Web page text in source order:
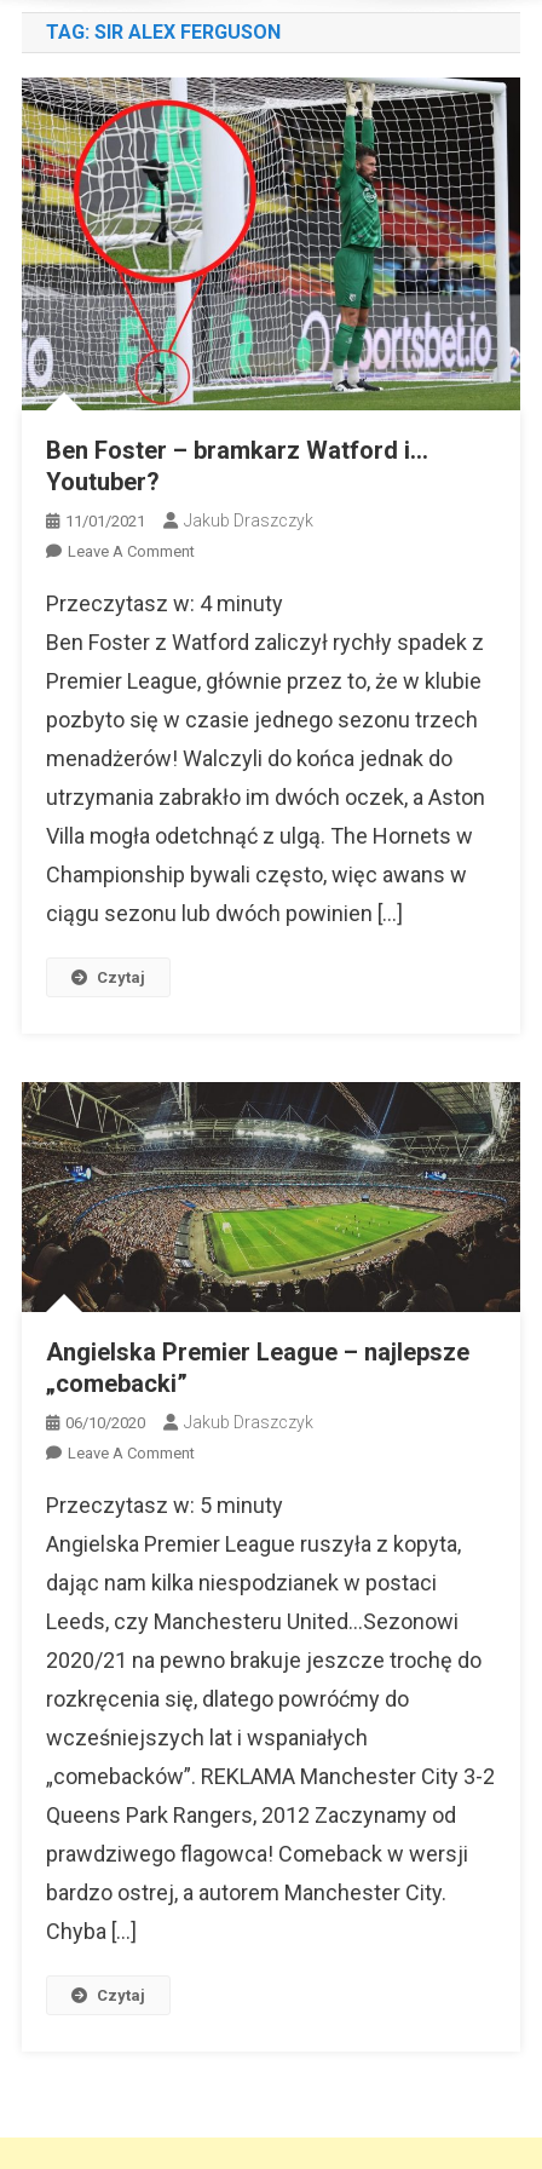
TAG: SIR ALEX FERGUSON
Ben Foster – bramkarz Watford i…
Youtuber?
11/01/2021 Jakub Draszczyk
Leave A CommentOn
Foster
Watford
I…
Przeczytasz w: 4 minuty
Ben Foster z Watford zaliczył rychły spadek z
Premier League, głównie przez to, że w klubie
pozbyto się w czasie jednego sezonu trzech
menadżerów! Walczyli do końca jednak do
utrzymania zabrakło im dwóch oczek, a Aston
Villa mogła odetchnąć z ulgą. The Hornets w
Championship bywali często, więc awans w
ciągu sezonu lub dwóch powinien […]
Czytaj
Angielska Premier League – najlepsze
„comebacki”
06/10/2020 Jakub Draszczyk
Leave A CommentOn
Premier
League
Najlepsze
„comebacki”
Przeczytasz w: 5 minuty
Angielska Premier League ruszyła z kopyta,
dając nam kilka niespodzianek w postaci
Leeds, czy Manchesteru United…Sezonowi
2020/21 na pewno brakuje jeszcze trochę do
rozkręcenia się, dlatego powróćmy do
wcześniejszych lat i wspaniałych
„comebacków”. REKLAMA Manchester City 3-2
Queens Park Rangers, 2012 Zaczynamy od
prawdziwego flagowca! Comeback w wersji
bardzo ostrej, a autorem Manchester City.
Chyba […]
Czytaj